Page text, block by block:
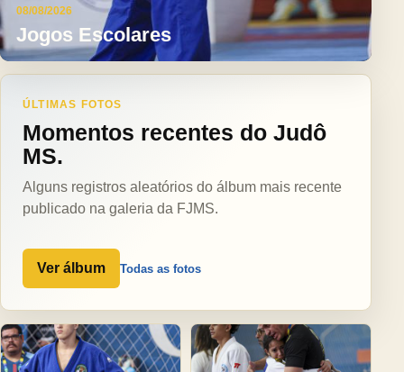
08/08/2026
Jogos Escolares
ÚLTIMAS FOTOS
Momentos recentes do Judô
MS.
Alguns registros aleatórios do álbum mais recente
publicado na galeria da FJMS.
Ver álbum Todas as fotos